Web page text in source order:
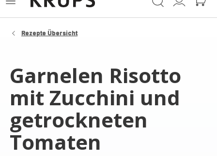
Mein
Mein
Das
Rezepte Übersicht
Garnelen Risotto
mit Zucchini und
getrockneten
Tomaten